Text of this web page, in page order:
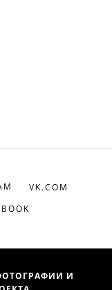
VK.COM
ФОТОГРАФИИ И